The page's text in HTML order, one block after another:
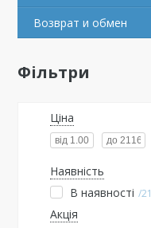
Возврат и обмен
Фільтри
Ціна
Наявність
В наявності 21
Акція